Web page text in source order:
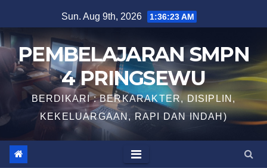
to
content
Sun. Aug 9th, 2026 1:36:24 AM
PEMBELAJARAN SMPN
4 PRINGSEWU
BERDIKARI : BERKARAKTER, DISIPLIN,
KEKELUARGAAN, RAPI DAN INDAH)